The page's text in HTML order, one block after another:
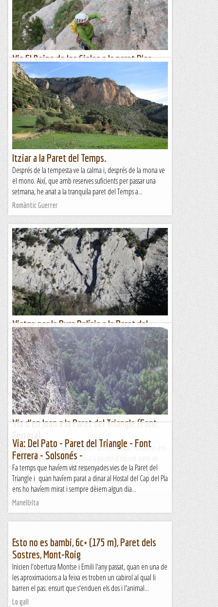
sempre em fixava en aquesta paret i no entenia com no hi...
Les altres vies...
Via El Reino de los Cielos a la paret D'os
Güeis
Al famós Castell de Loarre es va filmar el 2005 la pelicula "El
reino de los cielos". Nom que dona titol aquesta bonica i
tranquila vieta.Nosaltres com som per la...
Les altres vies...
Itziar a la Paret del Temps.
Després de la tempesta ve la calma i, després de la mona ve
el mono. Així, que amb reserves suficients per passar una
setmana, he anat a la tranquila paret del Temps a...
Romàntic Guerrer
Viatge per la Pura Delícia a la Paret del
Devessó.
Qui més, qui menys, segur que aquests dies ha fet, està fent
o farà algun viatge. Jo també. He fet el Viatge per la Pura
Delícia a Malanyeu, que després de les darreres...
Romàntic Guerrer
Via d'en Joan a la Paret del Triangle (Font
Mentre els amics fan la via del Pato del costat, nosaltres ens
entretindrem una bona estona a gaudir d'aquest pany de
roca de qualitat.Comença per una entosta fins...
Les altres vies...
Via: Del Pato - Paret del Triangle - Font
Ferrera - Solsonés -
Fa temps que havíem vist ressenyades vies de la Paret del
Triangle i quan havíem parat a dinar al Hostal del Cap del Pla
ens ho havíem mirat i sempre dèiem algun dia...
Manel&Ita
Esto no es bambi, 6c+ (175 m), Paret dels
Sostres, Mont-Roig
Inicien l'obertura Montse i Emili l'any passat, quan en una de
les aproximacions a la feixa es troben un cabirol al qual li
barren el pas: ensurt que s'enduen els dos i l'animal...
Lo gall